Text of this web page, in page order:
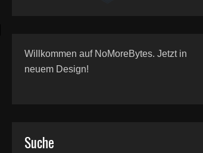
Willkommen auf NoMoreBytes. Jetzt in
neuem Design!
Suche